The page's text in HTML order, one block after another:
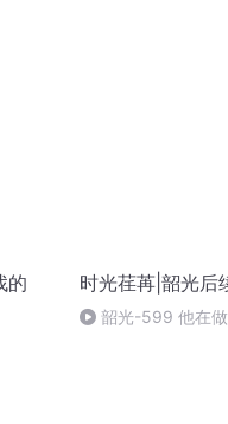
的 时光荏苒|韶光后
韶光-599 他在做